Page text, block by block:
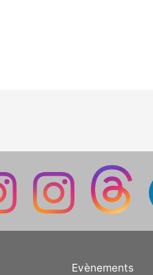
Evènements